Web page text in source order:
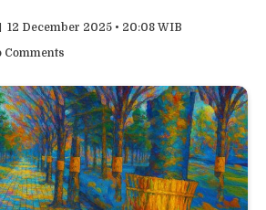
12 December 2025 • 20:08 WIB
Comments